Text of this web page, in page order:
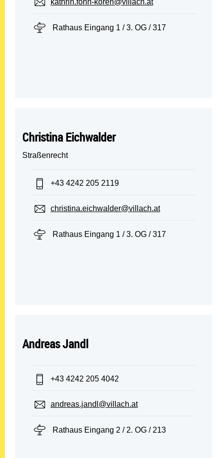
Standort:
Rathaus Eingang 1 / 3. OG / 317
Christina Eichwalder
Straßenrecht
Telefon:
+43 4242 205 2119
E-Mail:
christina.eichwalder@villach.at
Standort:
Rathaus Eingang 1 / 3. OG / 317
Andreas Jandl
Telefon:
+43 4242 205 4042
E-Mail:
andreas.jandl@villach.at
Standort:
Rathaus Eingang 2 / 2. OG / 213